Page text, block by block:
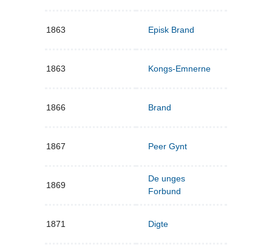
1863 Episk Brand
1863 Kongs-Emnerne
1866 Brand
1867 Peer Gynt
1869
De unges
Forbund
1871 Digte